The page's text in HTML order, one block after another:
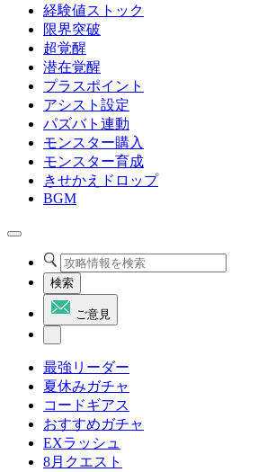
経験値ストック
限界突破
超覚醒
潜在覚醒
プラスポイント
アシスト設定
パズバト連動
モンスター購入
モンスター育成
きせかえドロップ
BGM
検索
ご意見
最強リーダー
夏休みガチャ
コードギアス
おすすめガチャ
EXラッシュ
8月クエスト